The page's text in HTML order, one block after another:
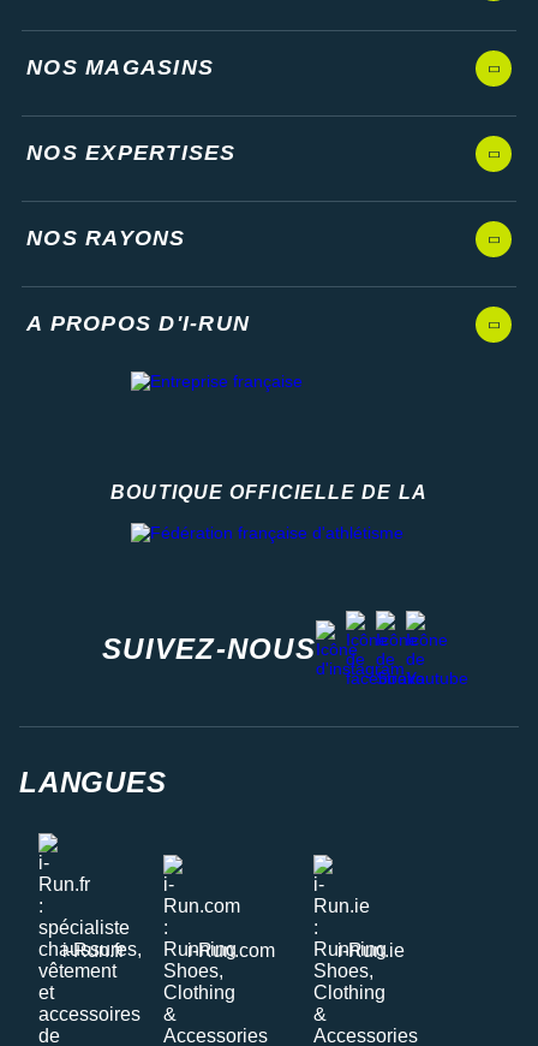
NOS MAGASINS
NOS EXPERTISES
NOS RAYONS
A PROPOS D'I-RUN
BOUTIQUE OFFICIELLE DE LA
SUIVEZ-NOUS
instagram
facebook
stravayoutube
LANGUES
i-Run.fr i-Run.com i-Run.ie